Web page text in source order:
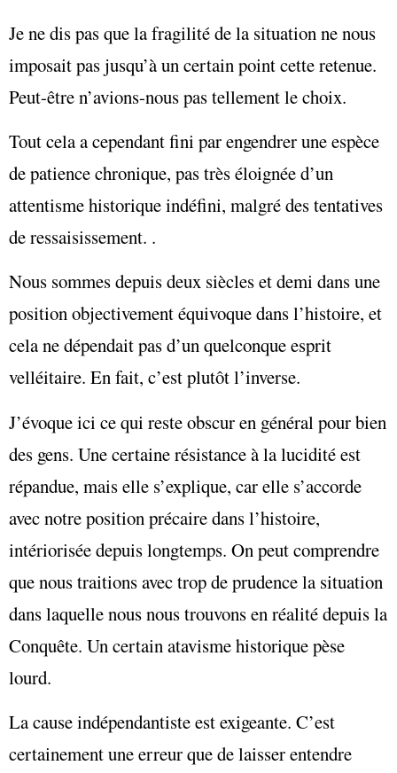
Je ne dis pas que la fragilité de la situation ne nous
imposait pas jusqu’à un certain point cette retenue.
Peut-être n’avions-nous pas tellement le choix.
Tout cela a cependant fini par engendrer une espèce
de patience chronique, pas très éloignée d’un
attentisme historique indéfini, malgré des tentatives
de ressaisissement. .
Nous sommes depuis deux siècles et demi dans une
position objectivement équivoque dans l’histoire, et
cela ne dépendait pas d’un quelconque esprit
velléitaire. En fait, c’est plutôt l’inverse.
J’évoque ici ce qui reste obscur en général pour bien
des gens. Une certaine résistance à la lucidité est
répandue, mais elle s’explique, car elle s’accorde
avec notre position précaire dans l’histoire,
intériorisée depuis longtemps. On peut comprendre
que nous traitions avec trop de prudence la situation
dans laquelle nous nous trouvons en réalité depuis la
Conquête. Un certain atavisme historique pèse
lourd.
La cause indépendantiste est exigeante. C’est
certainement une erreur que de laisser entendre